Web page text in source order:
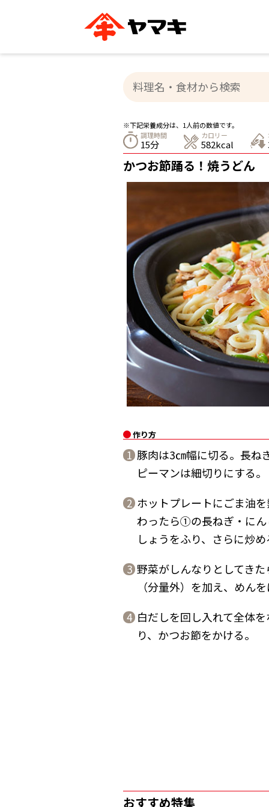
ヤマキ
ヤマキ
ストレート
つゆ
カテゴリー別
かつお節 削りぶし かつおパック
おいしいレシピ
汁物レシピ
レシピ特設サイト
ヤマキかつお節の削り方 ヤマ
企業情報
※下記栄養成分は、1人前の数値です。
調理時間
15分
カロリー
582kcal
かつお節踊る！焼うどん
作り方
1 豚肉は3㎝幅に切る。長ね
ピーマンは細切りにする。
2 ホットプレートにごま油
わったら①の長ねぎ・に
しょうをふり、さらに炒
3 野菜がしんなりとしてき
（分量外）を加え、めん
4 白だしを回し入れて全体
り、かつお節をかける。
おすすめ特集